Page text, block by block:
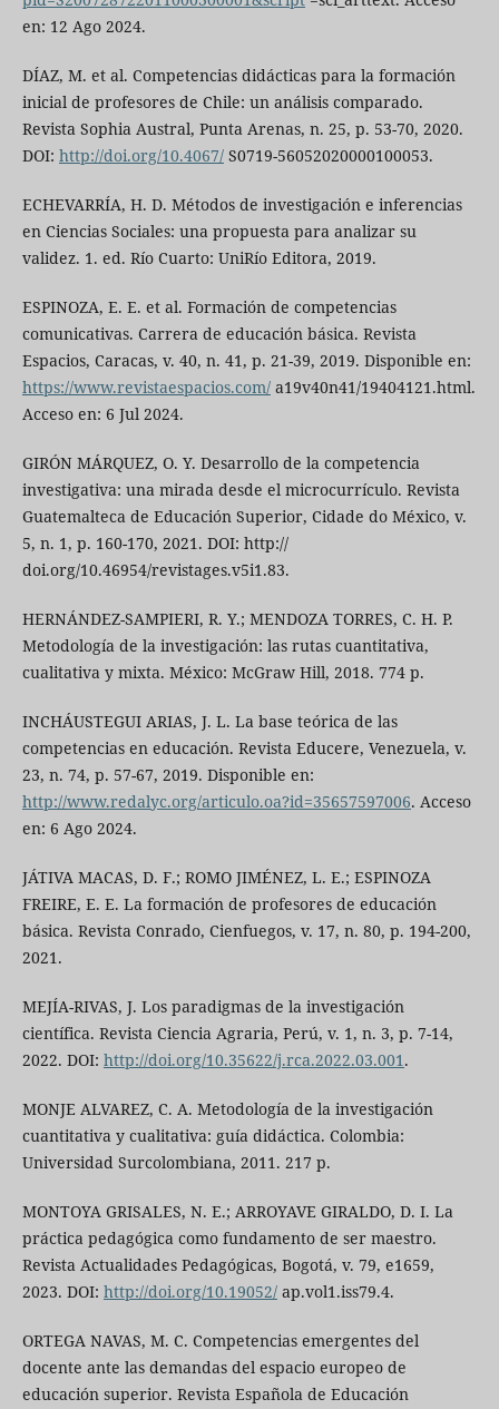
en: 12 Ago 2024.
DÍAZ, M. et al. Competencias didácticas para la formación
inicial de profesores de Chile: un análisis comparado.
Revista Sophia Austral, Punta Arenas, n. 25, p. 53-70, 2020.
DOI: http://doi.org/10.4067/S0719-56052020000100053.
ECHEVARRÍA, H. D. Métodos de investigación e inferencias
en Ciencias Sociales: una propuesta para analizar su
validez. 1. ed. Río Cuarto: UniRío Editora, 2019.
ESPINOZA, E. E. et al. Formación de competencias
comunicativas. Carrera de educación básica. Revista
Espacios, Caracas, v. 40, n. 41, p. 21-39, 2019. Disponible en:
https://www.revistaespacios.com/a19v40n41/19404121.html.
Acceso en: 6 Jul 2024.
GIRÓN MÁRQUEZ, O. Y. Desarrollo de la competencia
investigativa: una mirada desde el microcurrículo. Revista
Guatemalteca de Educación Superior, Cidade do México, v.
5, n. 1, p. 160-170, 2021. DOI: http://
doi.org/10.46954/revistages.v5i1.83.
HERNÁNDEZ-SAMPIERI, R. Y.; MENDOZA TORRES, C. H. P.
Metodología de la investigación: las rutas cuantitativa,
cualitativa y mixta. México: McGraw Hill, 2018. 774 p.
INCHÁUSTEGUI ARIAS, J. L. La base teórica de las
competencias en educación. Revista Educere, Venezuela, v.
23, n. 74, p. 57-67, 2019. Disponible en:
http://www.redalyc.org/articulo.oa?id=35657597006. Acceso
en: 6 Ago 2024.
JÁTIVA MACAS, D. F.; ROMO JIMÉNEZ, L. E.; ESPINOZA
FREIRE, E. E. La formación de profesores de educación
básica. Revista Conrado, Cienfuegos, v. 17, n. 80, p. 194-200,
2021.
MEJÍA-RIVAS, J. Los paradigmas de la investigación
científica. Revista Ciencia Agraria, Perú, v. 1, n. 3, p. 7-14,
2022. DOI: http://doi.org/10.35622/j.rca.2022.03.001.
MONJE ALVAREZ, C. A. Metodología de la investigación
cuantitativa y cualitativa: guía didáctica. Colombia:
Universidad Surcolombiana, 2011. 217 p.
MONTOYA GRISALES, N. E.; ARROYAVE GIRALDO, D. I. La
práctica pedagógica como fundamento de ser maestro.
Revista Actualidades Pedagógicas, Bogotá, v. 79, e1659,
2023. DOI: http://doi.org/10.19052/ap.vol1.iss79.4.
ORTEGA NAVAS, M. C. Competencias emergentes del
docente ante las demandas del espacio europeo de
educación superior. Revista Española de Educación